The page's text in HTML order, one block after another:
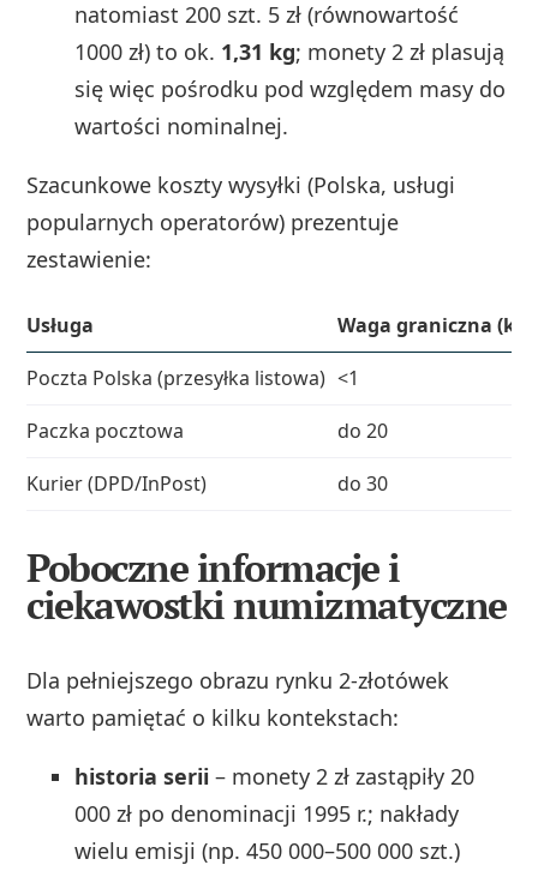
natomiast 200 szt. 5 zł (równowartość
1000 zł) to ok. 1,31 kg; monety 2 zł plasują
się więc pośrodku pod względem masy do
wartości nominalnej.
Szacunkowe koszty wysyłki (Polska, usługi
popularnych operatorów) prezentuje
zestawienie:
Usługa
Waga graniczna (kg)
Poczta Polska (przesyłka listowa) <1
Paczka pocztowa
do 20
Kurier (DPD/InPost)
do 30
Poboczne informacje i
ciekawostki numizmatyczne
Dla pełniejszego obrazu rynku 2-złotówek
warto pamiętać o kilku kontekstach:
historia serii – monety 2 zł zastąpiły 20
000 zł po denominacji 1995 r.; nakłady
wielu emisji (np. 450 000–500 000 szt.)